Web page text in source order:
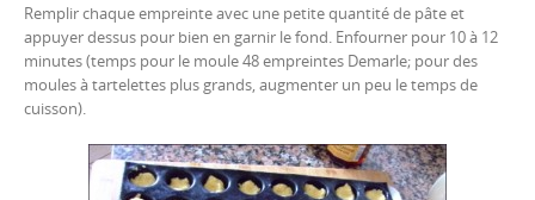
Remplir chaque empreinte avec une petite quantité de pâte et
appuyer dessus pour bien en garnir le fond. Enfourner pour 10 à 12
minutes (temps pour le moule 48 empreintes Demarle; pour des
moules à tartelettes plus grands, augmenter un peu le temps de
cuisson).